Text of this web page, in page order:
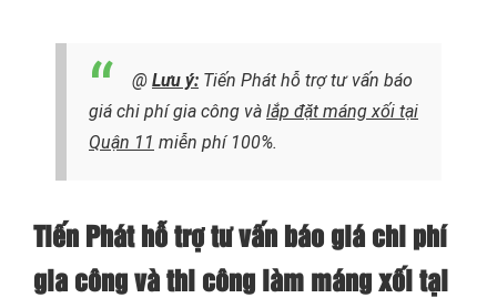
@ Lưu ý: Tiến Phát hỗ trợ tư vấn báo
giá chi phí gia công và lắp đặt máng xối tại
Quận 11 miễn phí 100%.
Tiến Phát hỗ trợ tư vấn báo giá chi phí
gia công và thi công làm máng xối tại